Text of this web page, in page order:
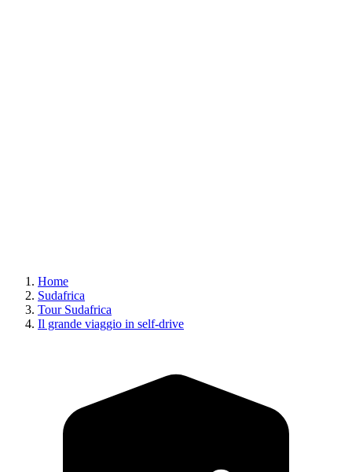
Home
Sudafrica
Tour Sudafrica
Il grande viaggio in self-drive